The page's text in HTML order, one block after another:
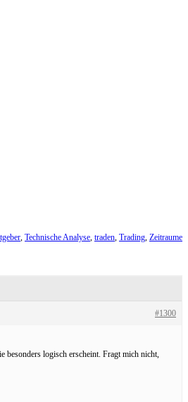
, Technische Analyse, traden, Trading, Zeitraume
#1300
besonders logisch erscheint. Fragt mich nicht,